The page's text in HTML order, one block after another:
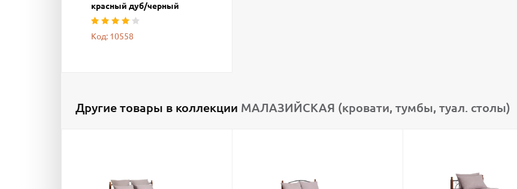
красный дуб/черный
Код: 10558
Другие товары в коллекции МАЛАЗИЙСКАЯ (кровати, тумбы, туал. столы)